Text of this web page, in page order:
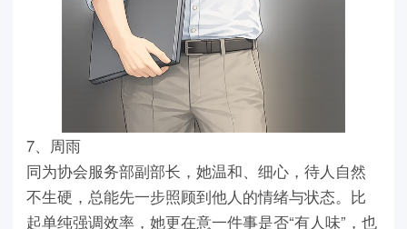
7、周雨
同为协会服务部副部长，她温和、细心，待人自然
不生硬，总能先一步照顾到他人的情绪与状态。比
起单纯强调效率，她更在意一件事是否“有人味”，也